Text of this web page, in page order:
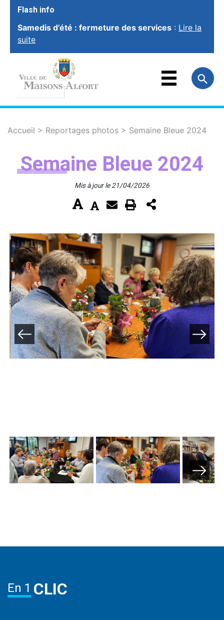
Flash info
Samedis d’été : fermeture des services : Lire la
suite
VOTRE MAIRIE
FAMILLEET ÉDUCATION
VOTRE CADREDE VIE
SOCIAL ETSOLIDARITÉ
SPORT, CULTUREET LOISIRS
Accueil > Reportages photos > Semaine Bleue 2024
Semaine Bleue 2024
Mis à jour le 21/04/2026
Previous Next
En 1 CLIC